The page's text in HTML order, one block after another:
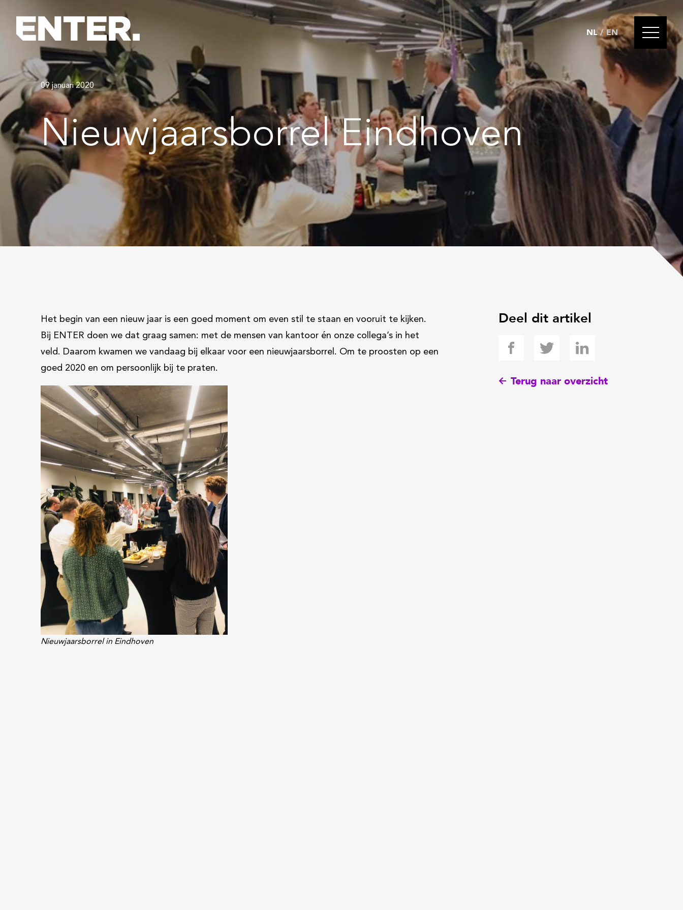
NL/EN
09 januari 2020
Nieuwjaarsborrel Eindhoven
Het begin van een nieuw jaar is een goed moment om even stil te staan en vooruit te kijken.
Bij ENTER doen we dat graag samen: met de mensen van kantoor én onze collega’s in het
veld. Daarom kwamen we vandaag bij elkaar voor een nieuwjaarsborrel. Om te proosten op een
goed 2020 en om persoonlijk bij te praten.
Nieuwjaarsborrel in Eindhoven
Deel dit artikel
Terug naar overzicht